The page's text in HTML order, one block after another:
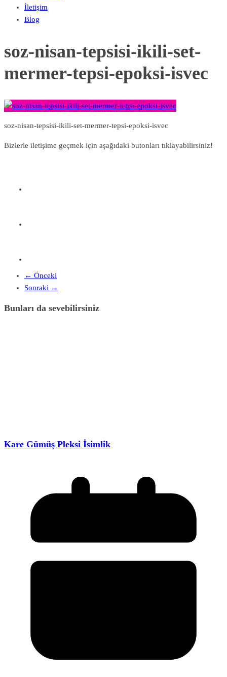
İletişim
Blog
soz-nisan-tepsisi-ikili-set-
mermer-tepsi-epoksi-isvec
soz-nisan-tepsisi-ikili-set-mermer-tepsi-epoksi-isvec
Bizlerle iletişime geçmek için aşağıdaki butonları tıklayabilirsiniz!
← Önceki
Sonraki →
Bunları da sevebilirsiniz
Kare Gümüş Pleksi İsimlik